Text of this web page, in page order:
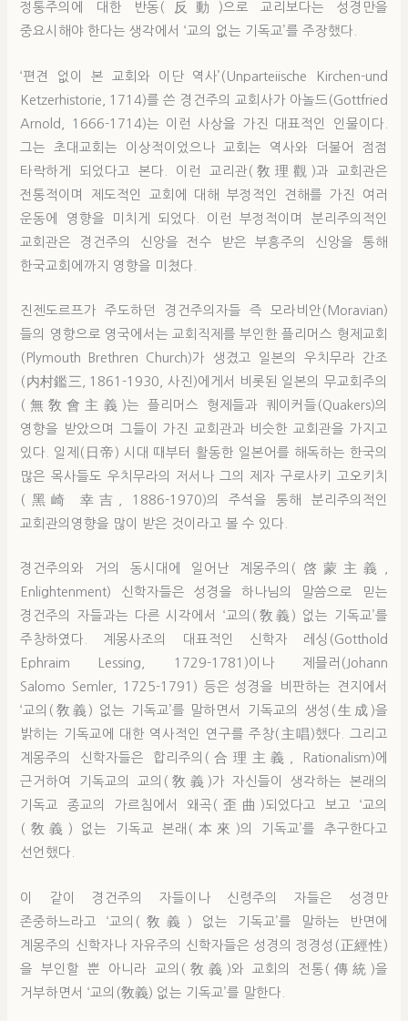
정통주의에 대한 반동(反動)으로 교리보다는 성경만을
중요시해야 한다는 생각에서 ‘교의 없는 기독교’를 주장했다.
‘편견 없이 본 교회와 이단 역사’(Unparteiische Kirchen-und
Ketzerhistorie, 1714)를 쓴 경건주의 교회사가 아놀드(Gottfried
Arnold, 1666-1714)는 이런 사상을 가진 대표적인 인물이다.
그는 초대교회는 이상적이었으나 교회는 역사와 더불어 점점
타락하게 되었다고 본다. 이런 교리관(敎理觀)과 교회관은
전통적이며 제도적인 교회에 대해 부정적인 견해를 가진 여러
운동에 영향을 미치게 되었다. 이런 부정적이며 분리주의적인
교회관은 경건주의 신앙을 전수 받은 부흥주의 신앙을 통해
한국교회에까지 영향을 미쳤다.
진젠도르프가 주도하던 경건주의자들 즉 모라비안(Moravian)
들의 영향으로 영국에서는 교회직제를 부인한 플리머스 형제교회
(Plymouth Brethren Church)가 생겼고 일본의 우치무라 간조
(内村鑑三, 1861-1930, 사진)에게서 비롯된 일본의 무교회주의
(無敎會主義)는 플리머스 형제들과 퀘이커들(Quakers)의
영향을 받았으며 그들이 가진 교회관과 비슷한 교회관을 가지고
있다. 일제(日帝) 시대 때부터 활동한 일본어를 해독하는 한국의
많은 목사들도 우치무라의 저서나 그의 제자 구로사키 고오키치
(黑崎 幸吉, 1886-1970)의 주석을 통해 분리주의적인
교회관의영향을 많이 받은 것이라고 볼 수 있다.
경건주의와 거의 동시대에 일어난 계몽주의(啓蒙主義,
Enlightenment) 신학자들은 성경을 하나님의 말씀으로 믿는
경건주의 자들과는 다른 시각에서 ‘교의(敎義) 없는 기독교’를
주창하였다. 계몽사조의 대표적인 신학자 레싱(Gotthold
Ephraim Lessing, 1729-1781)이나 제믈러(Johann
Salomo Semler, 1725-1791) 등은 성경을 비판하는 견지에서
‘교의(敎義) 없는 기독교’를 말하면서 기독교의 생성(生成)을
밝히는 기독교에 대한 역사적인 연구를 주창(主唱)했다. 그리고
계몽주의 신학자들은 합리주의(合理主義, Rationalism)에
근거하여 기독교의 교의(敎義)가 자신들이 생각하는 본래의
기독교 종교의 가르침에서 왜곡(歪曲)되었다고 보고 ‘교의
(敎義) 없는 기독교 본래(本來)의 기독교’를 추구한다고
선언했다.
이 같이 경건주의 자들이나 신령주의 자들은 성경만
존중하느라고 ‘교의(敎義) 없는 기독교’를 말하는 반면에
계몽주의 신학자나 자유주의 신학자들은 성경의 정경성(正經性)
을 부인할 뿐 아니라 교의(敎義)와 교회의 전통(傳統)을
거부하면서 ‘교의(敎義) 없는 기독교’를 말한다.